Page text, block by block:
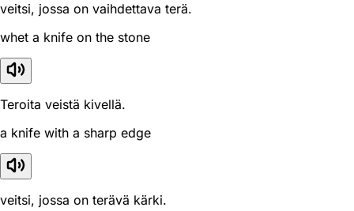
veitsi, jossa on vaihdettava terä.
whet a knife on the stone
Teroita veistä kivellä.
a knife with a sharp edge
veitsi, jossa on terävä kärki.